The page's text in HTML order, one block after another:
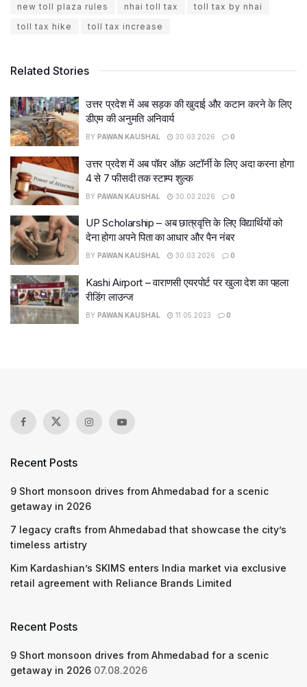
new toll plaza rules
nhai toll tax
toll tax by nhai
toll tax hike
toll tax increase
Related Stories
उत्तर प्रदेश में अब सड़क की खुदाई और कटान करने के लिए
डीएम की अनुमति अनिवार्य
BY PAWAN KAUSHAL 30.03.2026 0
उत्तर प्रदेश में अब पॉवर ऑफ़ अटॉर्नी के लिए अदा करना होगा
4 से 7 फीसदी तक स्टाम्प शुल्क
BY PAWAN KAUSHAL 30.03.2026 0
UP Scholarship – अब छात्रवृत्ति के लिए विद्यार्थियों को
देना होगा अपने पिता का आधार और पैन नंबर
BY PAWAN KAUSHAL 30.03.2026 0
Kashi Airport – वाराणसी एयरपोर्ट पर खुला देश का पहला
रीडिंग लाउन्ज
BY PAWAN KAUSHAL 11.05.2023 0
Recent Posts
9 Short monsoon drives from Ahmedabad for a scenic
getaway in 2026
7 legacy crafts from Ahmedabad that showcase the city’s
timeless artistry
Kim Kardashian’s SKIMS enters India market via exclusive
retail agreement with Reliance Brands Limited
Recent Posts
9 Short monsoon drives from Ahmedabad for a scenic
getaway in 2026 07.08.2026